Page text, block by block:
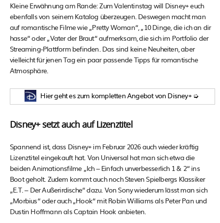
Kleine Erwähnung am Rande: Zum Valentinstag will Disney+ euch
ebenfalls von seinem Katalog überzeugen. Deswegen macht man
auf romantische Filme wie „Pretty Woman“, „10 Dinge, die ich an dir
hasse“ oder „Vater der Braut“ aufmerksam, die sich im Portfolio der
Streaming-Plattform befinden. Das sind keine Neuheiten, aber
vielleicht für jenen Tag ein paar passende Tipps für romantische
Atmosphäre.
Hier geht es zum kompletten Angebot von Disney+ ➭
Disney+ setzt auch auf Lizenztitel
Spannend ist, dass Disney+ im Februar 2026 auch wieder kräftig
Lizenztitel eingekauft hat. Von Universal hat man sich etwa die
beiden Animationsfilme „Ich – Einfach unverbesserlich 1 & 2“ ins
Boot geholt. Zudem kommt auch noch Steven Spielbergs Klassiker
„E.T. – Der Außerirdische“ dazu. Von Sony wiederum lässt man sich
„Morbius“ oder auch „Hook“ mit Robin Williams als Peter Pan und
Dustin Hoffmann als Captain Hook anbieten.